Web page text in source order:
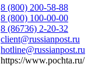
8 (800) 200-58-88
8 (800) 100-00-00
8 (86736) 2-20-32
client@russianpost.ru
hotline@russianpost.ru
https://www.pochta.ru/